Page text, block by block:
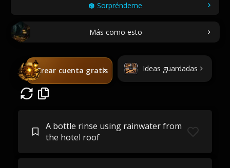
Sorpréndeme
Más como esto
Crear cuenta gratis Ideas guardadas
A bottle rinse using rainwater from
the hotel roof